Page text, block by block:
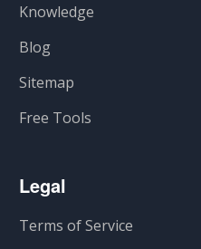
Knowledge
Blog
Sitemap
Free Tools
Legal
Terms of Service